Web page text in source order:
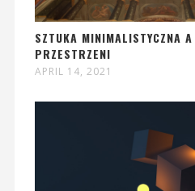
SZTUKA MINIMALISTYCZNA A
PRZESTRZENI
APRIL 14, 2021